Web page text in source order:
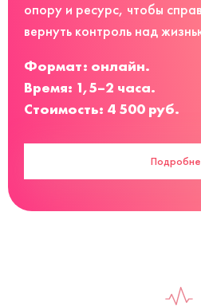
опору и ресурс, чтобы
вернуть контроль над
Формат: онлайн.
Время: 1,5–2 часа.
Стоимость: 4 500 руб.